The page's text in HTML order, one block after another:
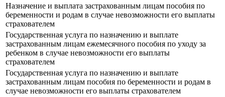
Назначение и выплата застрахованным лицам пособия по
беременности и родам в случае невозможности его выплаты
страхователем
Государственная услуга по назначению и выплате
застрахованным лицам ежемесячного пособия по уходу за
ребенком в случае невозможности его выплаты
страхователем
Государственная услуга по назначению и выплате
застрахованным лицам пособия по беременности и родам в
случае невозможности его выплаты страхователем